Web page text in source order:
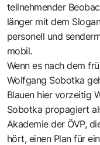
teilnehmender
länger mit dem
personell und
mobil.
Wenn es nach dem
Wolfgang Sobotka
Blauen hier vorzeitig
Sobotka propagiert
Akademie der ÖVP,
hört, einen Plan für